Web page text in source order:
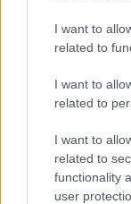
I want to
related to
I want to
related to
I want to
related to
functionality
user
αποτελούσε
Δέλτα. Την
τόνισε ο κ.